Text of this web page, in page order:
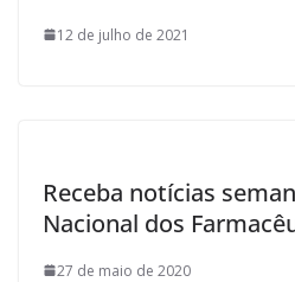
12 de julho de 2021
Receba notícias
Nacional dos
27 de maio de 2020